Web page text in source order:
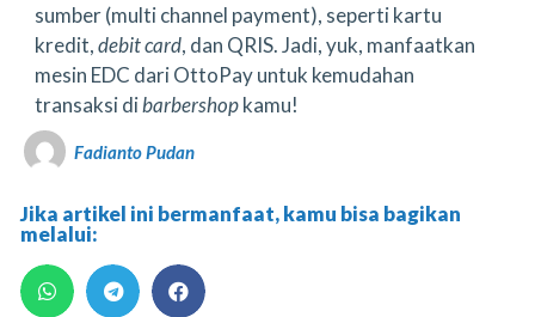
sumber (multi channel payment), seperti kartu
kredit,debit card, dan QRIS. Jadi, yuk, manfaatkan
mesin EDC dari OttoPay untuk kemudahan
transaksi dibarbershopkamu!
Fadianto Pudan
Jika artikel ini bermanfaat, kamu bisa bagikan
melalui: